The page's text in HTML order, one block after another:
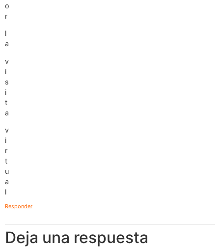
o
r
l
a
v
i
s
i
t
a
v
i
r
t
u
a
l
Responder
Deja una respuesta